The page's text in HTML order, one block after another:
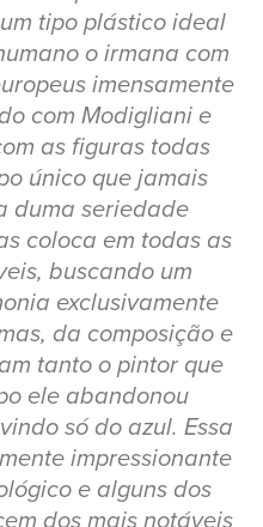
tipo plástico ideal
o irmana com
imensamente
com Modigliani e
as figuras todas
único que jamais
duma seriedade
coloca em todas as
buscando um
exclusivamente
da composição e
tanto o pintor que
ele abandonou
só do azul. Essa
impressionante
e alguns dos
dos mais notáveis